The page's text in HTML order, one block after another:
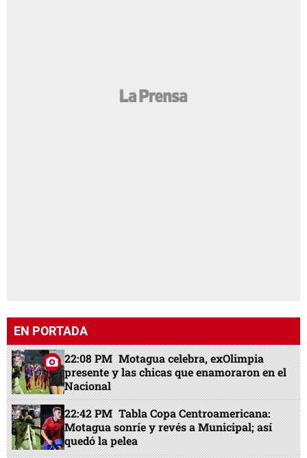
EN PORTADA
22:08 PM Motagua celebra, exOlimpia
presente y las chicas que enamoraron en el
Nacional
22:42 PM Tabla Copa Centroamericana:
Motagua sonríe y revés a Municipal; así
quedó la pelea